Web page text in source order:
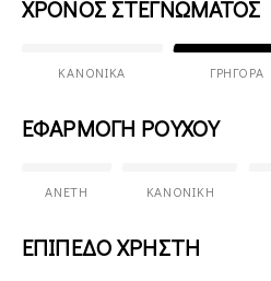
ΧΡΟΝΟΣ ΣΤΕΓΝΩΜΑΤΟΣ
ΚΑΝΟΝΙΚΆ ΓΡΉΓΟΡΑ
ΕΦΑΡΜΟΓΗ ΡΟΥΧΟΥ
ΆΝΕΤΗ ΚΑΝΟΝΙΚΉ
ΕΠΙΠΕΔΟ ΧΡΗΣΤΗ